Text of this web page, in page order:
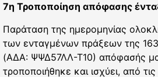
7η Τροποποίηση απόφασης
Παράταση της ημερομηνίας
των ενταγμένων πράξεων της
(ΑΔΑ: ΨΨΔ57ΛΛ-Τ10) απόφασής
τροποποιήθηκε και ισχύει, από